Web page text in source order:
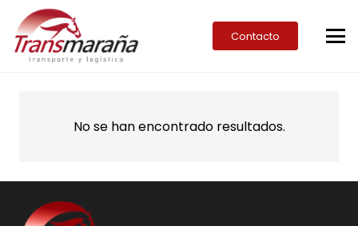
Contacto
No se han encontrado resultados.